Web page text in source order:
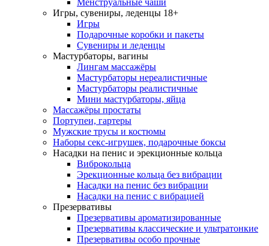
Менструальные чаши
Игры, сувениры, леденцы 18+
Игры
Подарочные коробки и пакеты
Сувениры и леденцы
Мастурбаторы, вагины
Лингам массажёры
Мастурбаторы нереалистичные
Мастурбаторы реалистичные
Мини мастурбаторы, яйца
Массажёры простаты
Портупеи, гартеры
Мужские трусы и костюмы
Наборы секс-игрушек, подарочные боксы
Насадки на пенис и эрекционные кольца
Виброкольца
Эрекционные кольца без вибрации
Насадки на пенис без вибрации
Насадки на пенис с вибрацией
Презервативы
Презервативы ароматизированные
Презервативы классические и ультратонкие
Презервативы особо прочные